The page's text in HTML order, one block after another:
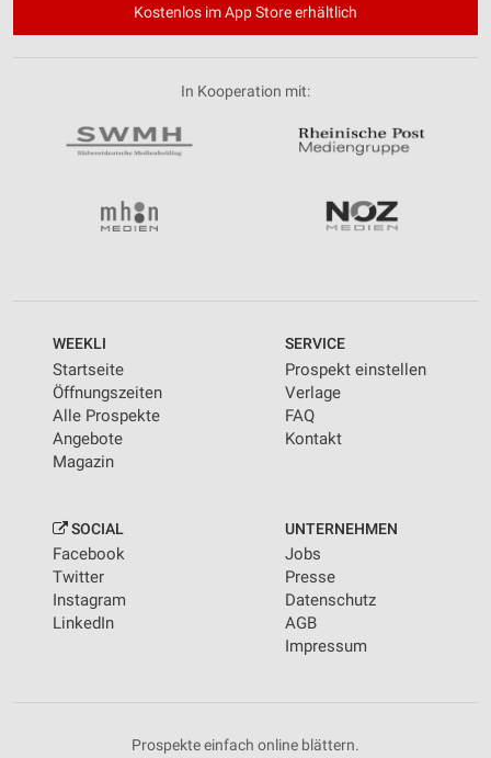
Kostenlos im App Store erhältlich
In Kooperation mit:
WEEKLI
Startseite
Öffnungszeiten
Alle Prospekte
Angebote
Magazin
SERVICE
Prospekt einstellen
Verlage
FAQ
Kontakt
SOCIAL
Facebook
Twitter
Instagram
LinkedIn
UNTERNEHMEN
Jobs
Presse
Datenschutz
AGB
Impressum
Prospekte einfach online blättern.